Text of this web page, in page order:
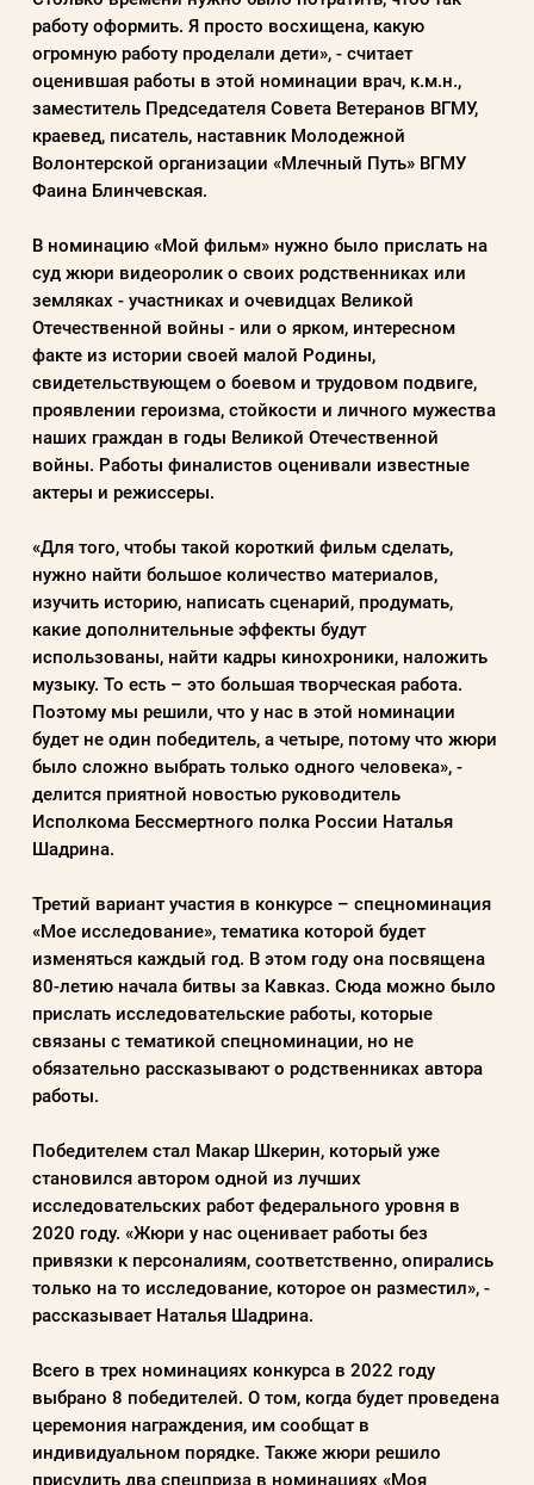
работу оформить. Я просто восхищена, какую
огромную работу проделали дети», - считает
оценившая работы в этой номинации врач, к.м.н.,
заместитель Председателя Совета Ветеранов ВГМУ,
краевед, писатель, наставник Молодежной
Волонтерской организации «Млечный Путь» ВГМУ
Фаина Блинчевская.
В номинацию «Мой фильм» нужно было прислать на
суд жюри видеоролик о своих родственниках или
земляках - участниках и очевидцах Великой
Отечественной войны - или о ярком, интересном
факте из истории своей малой Родины,
свидетельствующем о боевом и трудовом подвиге,
проявлении героизма, стойкости и личного мужества
наших граждан в годы Великой Отечественной
войны. Работы финалистов оценивали известные
актеры и режиссеры.
«Для того, чтобы такой короткий фильм сделать,
нужно найти большое количество материалов,
изучить историю, написать сценарий, продумать,
какие дополнительные эффекты будут
использованы, найти кадры кинохроники, наложить
музыку. То есть – это большая творческая работа.
Поэтому мы решили, что у нас в этой номинации
будет не один победитель, а четыре, потому что жюри
было сложно выбрать только одного человека», -
делится приятной новостью руководитель
Исполкома Бессмертного полка России Наталья
Шадрина.
Третий вариант участия в конкурсе – спецноминация
«Мое исследование», тематика которой будет
изменяться каждый год. В этом году она посвящена
80-летию начала битвы за Кавказ. Сюда можно было
прислать исследовательские работы, которые
связаны с тематикой спецноминации, но не
обязательно рассказывают о родственниках автора
работы.
Победителем стал Макар Шкерин, который уже
становился автором одной из лучших
исследовательских работ федерального уровня в
2020 году. «Жюри у нас оценивает работы без
привязки к персоналиям, соответственно, опирались
только на то исследование, которое он разместил», -
рассказывает Наталья Шадрина.
Всего в трех номинациях конкурса в 2022 году
выбрано 8 победителей. О том, когда будет проведена
церемония награждения, им сообщат в
индивидуальном порядке. Также жюри решило
присудить два спецприза в номинациях «Моя